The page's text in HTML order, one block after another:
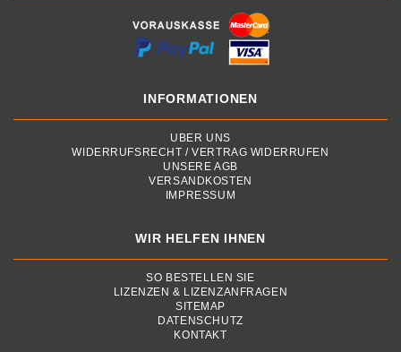
INFORMATIONEN
ÜBER UNS
WIDERRUFSRECHT / VERTRAG WIDERRUFEN
UNSERE AGB
VERSANDKOSTEN
IMPRESSUM
WIR HELFEN IHNEN
SO BESTELLEN SIE
LIZENZEN & LIZENZANFRAGEN
SITEMAP
DATENSCHUTZ
KONTAKT